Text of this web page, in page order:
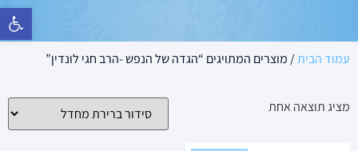
פתח סרגל
עמוד הבית/ מוצרים המתויגים “הגדה של הנפש -הרב חגי לונדין”
מציג תוצאה אחת